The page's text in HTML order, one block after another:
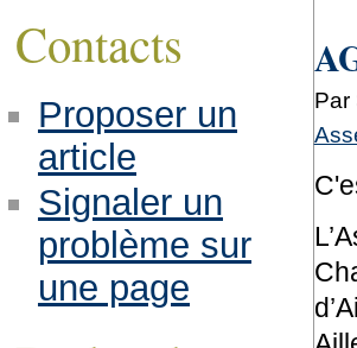
Par
Contacts
Proposer un
article
Signaler un
problème sur
une page